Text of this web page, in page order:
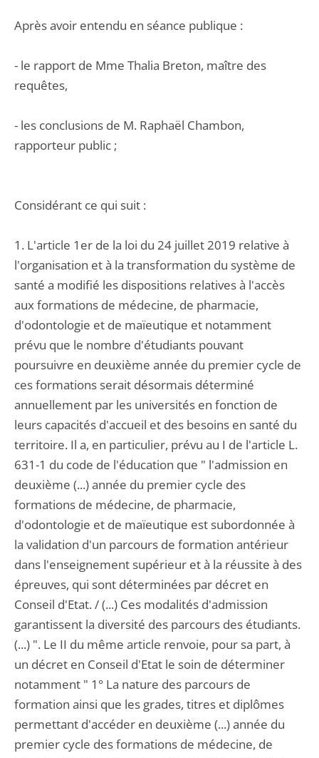
Après avoir entendu en séance publique :
- le rapport de Mme Thalia Breton, maître des
requêtes,
- les conclusions de M. Raphaël Chambon,
rapporteur public ;
Considérant ce qui suit :
1. L'article 1er de la loi du 24 juillet 2019 relative à
l'organisation et à la transformation du système de
santé a modifié les dispositions relatives à l'accès
aux formations de médecine, de pharmacie,
d'odontologie et de maïeutique et notamment
prévu que le nombre d'étudiants pouvant
poursuivre en deuxième année du premier cycle de
ces formations serait désormais déterminé
annuellement par les universités en fonction de
leurs capacités d'accueil et des besoins en santé du
territoire. Il a, en particulier, prévu au I de l'article L.
631-1 du code de l'éducation que " l'admission en
deuxième (...) année du premier cycle des
formations de médecine, de pharmacie,
d'odontologie et de maïeutique est subordonnée à
la validation d'un parcours de formation antérieur
dans l'enseignement supérieur et à la réussite à des
épreuves, qui sont déterminées par décret en
Conseil d'Etat. / (...) Ces modalités d'admission
garantissent la diversité des parcours des étudiants.
(...) ". Le II du même article renvoie, pour sa part, à
un décret en Conseil d'Etat le soin de déterminer
notamment " 1° La nature des parcours de
formation ainsi que les grades, titres et diplômes
permettant d'accéder en deuxième (...) année du
premier cycle des formations de médecine, de